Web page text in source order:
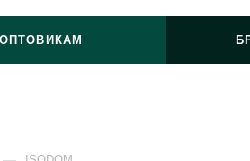
ОПТОВИКАМ